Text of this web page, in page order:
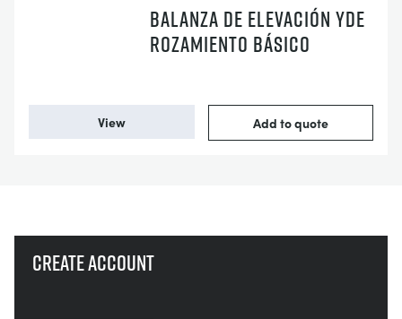
BALANZA DE ELEVACIÓN YDE
ROZAMIENTO BÁSICO
View Add to quote
Create account